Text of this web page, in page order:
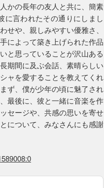
かの長年の友人と共に、簡素
に言われたその通りにしまし
せや、親しみやすい優雅さ、
によって築き上げられた作品
と思っていることが沢山ある
期間に及ぶ会話、素晴らしい
ャを愛することを教えてくれ
ず、僕が少年の頃に魅了され
最後に、彼と一緒に音楽を作
セージや、共感の思いを寄せ
について、みなさんにも感謝